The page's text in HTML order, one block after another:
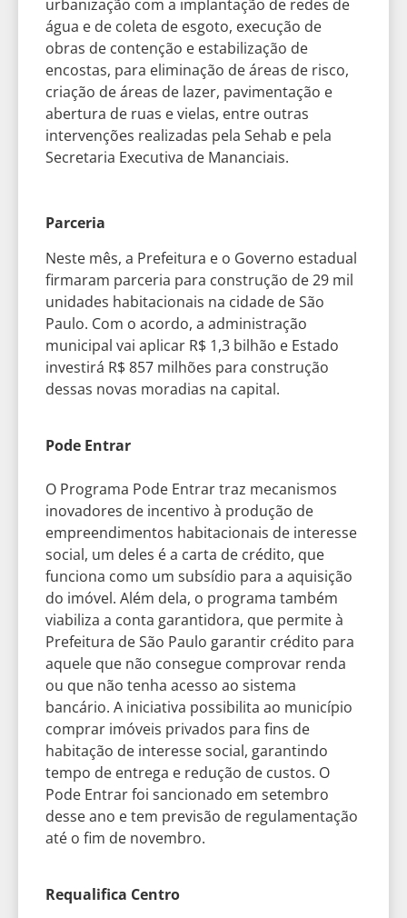
urbanização com a implantação de redes de
água e de coleta de esgoto, execução de
obras de contenção e estabilização de
encostas, para eliminação de áreas de risco,
criação de áreas de lazer, pavimentação e
abertura de ruas e vielas, entre outras
intervenções realizadas pela Sehab e pela
Secretaria Executiva de Mananciais.
Parceria
Neste mês, a Prefeitura e o Governo estadual
firmaram parceria para construção de 29 mil
unidades habitacionais na cidade de São
Paulo. Com o acordo, a administração
municipal vai aplicar R$ 1,3 bilhão e Estado
investirá R$ 857 milhões para construção
dessas novas moradias na capital.
Pode Entrar
O Programa Pode Entrar traz mecanismos
inovadores de incentivo à produção de
empreendimentos habitacionais de interesse
social, um deles é a carta de crédito, que
funciona como um subsídio para a aquisição
do imóvel. Além dela, o programa também
viabiliza a conta garantidora, que permite à
Prefeitura de São Paulo garantir crédito para
aquele que não consegue comprovar renda
ou que não tenha acesso ao sistema
bancário. A iniciativa possibilita ao município
comprar imóveis privados para fins de
habitação de interesse social, garantindo
tempo de entrega e redução de custos. O
Pode Entrar foi sancionado em setembro
desse ano e tem previsão de regulamentação
até o fim de novembro.
Requalifica Centro